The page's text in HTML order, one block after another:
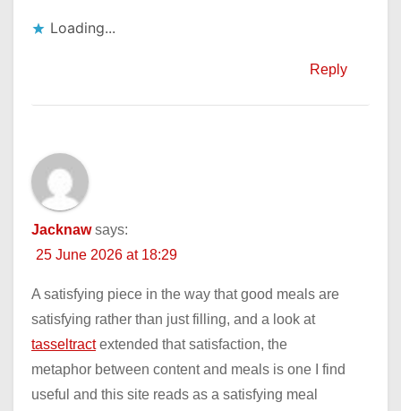
Loading...
Reply
Jacknaw says:
25 June 2026 at 18:29
A satisfying piece in the way that good meals are
satisfying rather than just filling, and a look at
tasseltractextended that satisfaction, the
metaphor between content and meals is one I find
useful and this site reads as a satisfying meal